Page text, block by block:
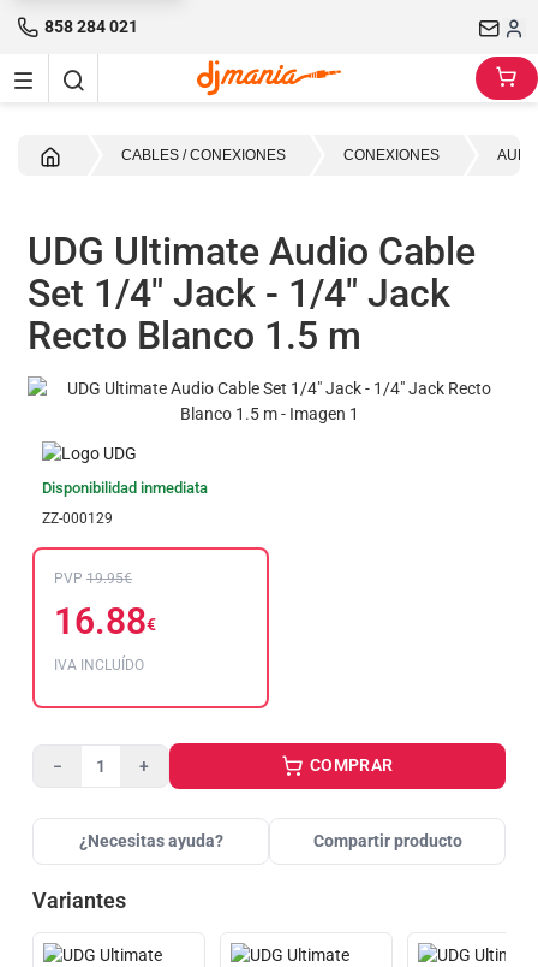
858 284 021
CABLES / CONEXIONES CONEXIONES
UDG Ultimate Audio Cable
Set 1/4" Jack - 1/4" Jack
Recto Blanco 1.5 m
Disponibilidad inmediata
ZZ-000129
PVP 19.95€
16.88€
IVA INCLUÍDO
− + COMPRAR
¿Necesitas ayuda? Compartir producto
Variantes